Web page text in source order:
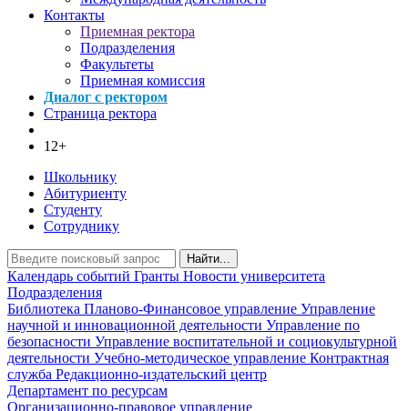
Контакты
Приемная ректора
Подразделения
Факультеты
Приемная комиссия
Диалог с ректором
Страница ректора
12+
Школьнику
Абитуриенту
Студенту
Сотруднику
Найти...
Календарь событий Гранты Новости университета
Подразделения
Библиотека Планово-Финансовое управление Управление
научной и инновационной деятельности Управление по
безопасности Управление воспитательной и социокультурной
деятельности Учебно-методическое управление Контрактная
служба Редакционно-издательский центр
Департамент по ресурсам
Организационно-правовое управление